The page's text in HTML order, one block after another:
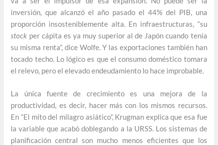
inversión, que alcanzó el año pasado el 44% del PIB, una
proporción insosteniblemente alta. En infraestructuras, “su
stock per cápita es ya muy superior al de Japón cuando tenía
su misma renta”, dice Wolfe. Y las exportaciones también han
tocado techo. Lo lógico es que el consumo doméstico tomara
el relevo, pero el elevado endeudamiento lo hace improbable.
La única fuente de crecimiento es una mejora de la
productividad, es decir, hacer más con los mismos recursos.
En “El mito del milagro asiático”, Krugman explica que esa fue
la variable que acabó doblegando a la URSS. Los sistemas de
planificación central son mucho menos eficientes que los